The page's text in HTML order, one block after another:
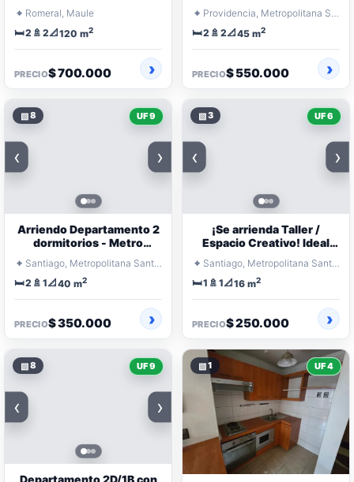
Romeral
⌖ Romeral, Maule
🛏️2 🚿 2📐120 m2
PRECIO$ 700.000
⌖ Providencia, Metropolitana Santiago
🛏️2 🚿 2📐45 m2
PRECIO$ 550.000
▧8 UF 9
‹ ›
Arriendo Departamento 2
dormitorios - Metro
⌖ Santiago, Metropolitana Santiago
🛏️2 🚿 1📐40 m2
PRECIO$ 350.000
▧3 UF 6
‹ ›
¡Se arrienda Taller /
Espacio Creativo! Ideal
⌖ Santiago, Metropolitana Santiago
🛏️1 🚿 1📐16 m2
PRECIO$ 250.000
▧8 UF 9
‹ ›
Departamento 2D/1B con
▧1 UF 4